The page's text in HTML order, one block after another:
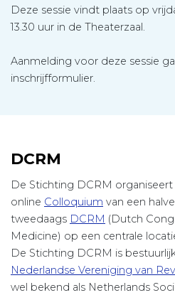
Deze sessie vindt plaats op
13.30 uur in de Theaterzaal.
Aanmelding voor deze sessie
inschrijfformulier.
DCRM
De Stichting DCRM organiseert
online Colloquium van een
tweedaags DCRM (Dutch
Medicine) op een centrale
De Stichting DCRM is
Nederlandse Vereniging van
wel bekend als Netherlands